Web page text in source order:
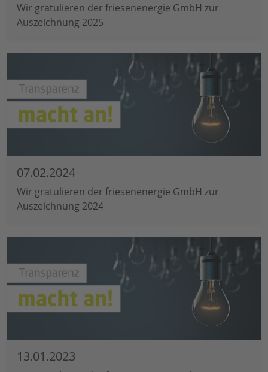
Wir gratulieren der friesenenergie GmbH zur
Auszeichnung 2025
07.02.2024
Wir gratulieren der friesenenergie GmbH zur
Auszeichnung 2024
13.01.2023